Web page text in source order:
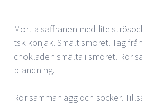
Mortla saffranen med lite
tsk konjak. Smält smöret. Tag
chokladen smälta i smöret. Rör
blandning.
Rör samman ägg och socker.